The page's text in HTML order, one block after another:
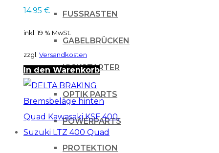
FUSSRASTEN
GABELBRÜCKEN
KICKSTARTER
OPTIK PARTS
POWERPARTS
PROTEKTION
14.95 €
inkl. 19 % MwSt.
zzgl. Versandkosten
In den Warenkorb